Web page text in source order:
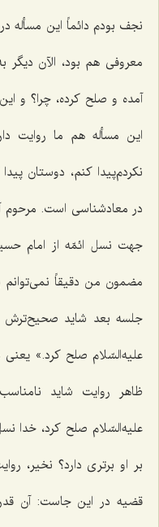
نجف بودم دائماً این مسأله
معروفی هم بود، الآن
آمده و صلح كرده، چرا؟ و
این مسأله هم ما روایت
نكردم‌پیدا كنم، دوستان
در معادشناسی است. مرحوم
جهت نسل ائمّه از امام
مضمون من دقیقاً نمی‌توانم
جلسه بعد شاید
علیه‌السّلام صلح كرد.»
ظاهر روایت شاید
علیه‌السّلام صلح كرد، خدا
بر او برتری دارد؟ نخیر،
قضیه در این جاست: آن